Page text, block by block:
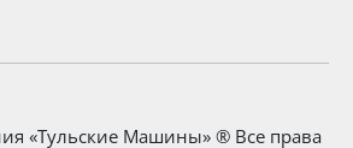
«Тульские Машины» ® Все права